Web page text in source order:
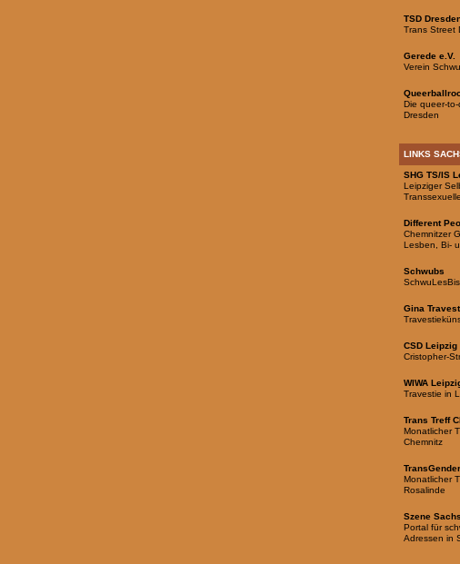
TSD
Trans Street
Gerede e.V.
Verein
Die queer-
Dresden
LINKS
SHG TS/IS
Leipziger
Different
Chemnitzer
Lesben, Bi-
Schwubs
Gina
CSD Leipzig
Cristopher-
WIWA
Travestie in
Trans Treff
Monatlicher
Chemnitz
Monatlicher
Rosalinde
Szene
Portal für
Adressen in